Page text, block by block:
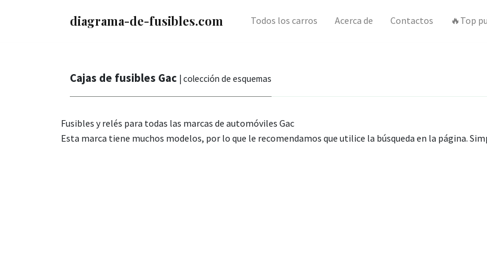
diagrama-de-fusibles.com Todos los carros Acerca de Contactos 🔥Top
Cajas de fusibles Gac | colección de esquemas
Fusibles y relés para todas las marcas de automóviles Gac
Esta marca tiene muchos modelos, por lo que le recomendamos que utilice la búsqueda en la página.